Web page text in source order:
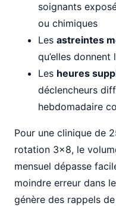
soignants
ou chimiques
Les astreintes
qu’elles
Les heures
déclencheurs
hebdomadaire
Pour une clinique de
rotation 3x8, le
mensuel dépasse
moindre erreur dans
génère des rappels